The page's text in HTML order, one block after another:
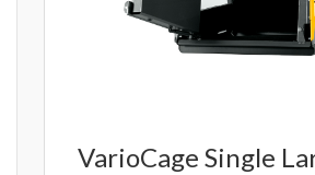
VarioCage Single